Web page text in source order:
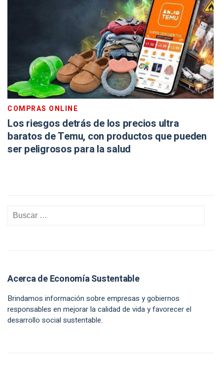
COMPRAS ONLINE
Los riesgos detrás de los precios ultra
baratos de Temu, con productos que pueden
ser peligrosos para la salud
Acerca de Economía Sustentable
Brindamos información sobre empresas y gobiernos
responsables en mejorar la calidad de vida y favorecer el
desarrollo social sustentable.